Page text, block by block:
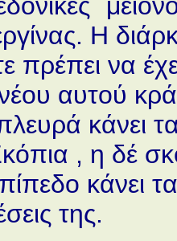
Η
πρέπει να
αυτού
κάνει
, η δέ
κάνει τα
της.